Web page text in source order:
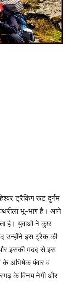
ट्रैकिंग रूट दुर्गम
भू-भाग है। आने
है। युवाओं ने कुछ
उन्होंने इस ट्रैक की
और इसकी मदद से इस
के अभिषेक पंवार व
के विनय नेगी और